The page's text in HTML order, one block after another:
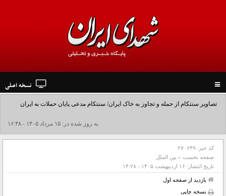
navigation
نسخه اصلی
تصاویر سنتکام از حمله و تجاوز به خاک ایران/ سنتکام مدعی پایان حملات به ایران
شد+فیلم به روز شده در: ۱۵ مرداد ۱۴۰۵ - ۱۶:۴۸
کد خبر: ۲۷۰۶۴۹
صفحه نخست » بین الملل
تاریخ انتشار: ۱۶ ارديبهشت ۱۴۰۵ - ۱۴:۲۸
بازدید از صفحه اول
نسخه چاپی